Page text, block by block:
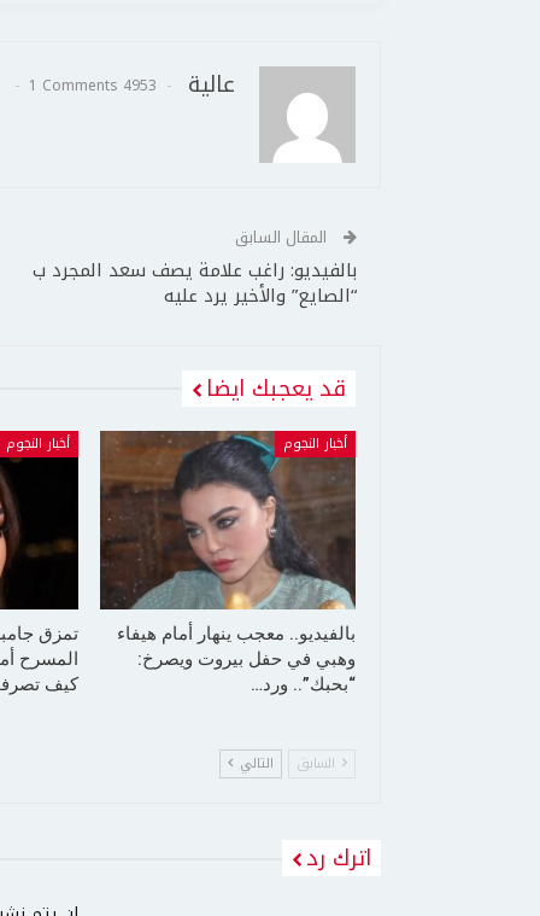
عالية 4953 Posts
1 Comments
المقال السابق
بالفيديو: راغب علامة يصف سعد المجرد ب
“الصايع” والأخير يرد عليه
قد يعجبك ايضا
أخبار النجوم
بالفيديو.. معجب ينهار أمام هيفاء
وهبي في حفل بيروت ويصرخ:
“بحبك”.. ورد…
أخبار النجوم
تمزق
المسرح
كيف
السابق التالي
اترك رد